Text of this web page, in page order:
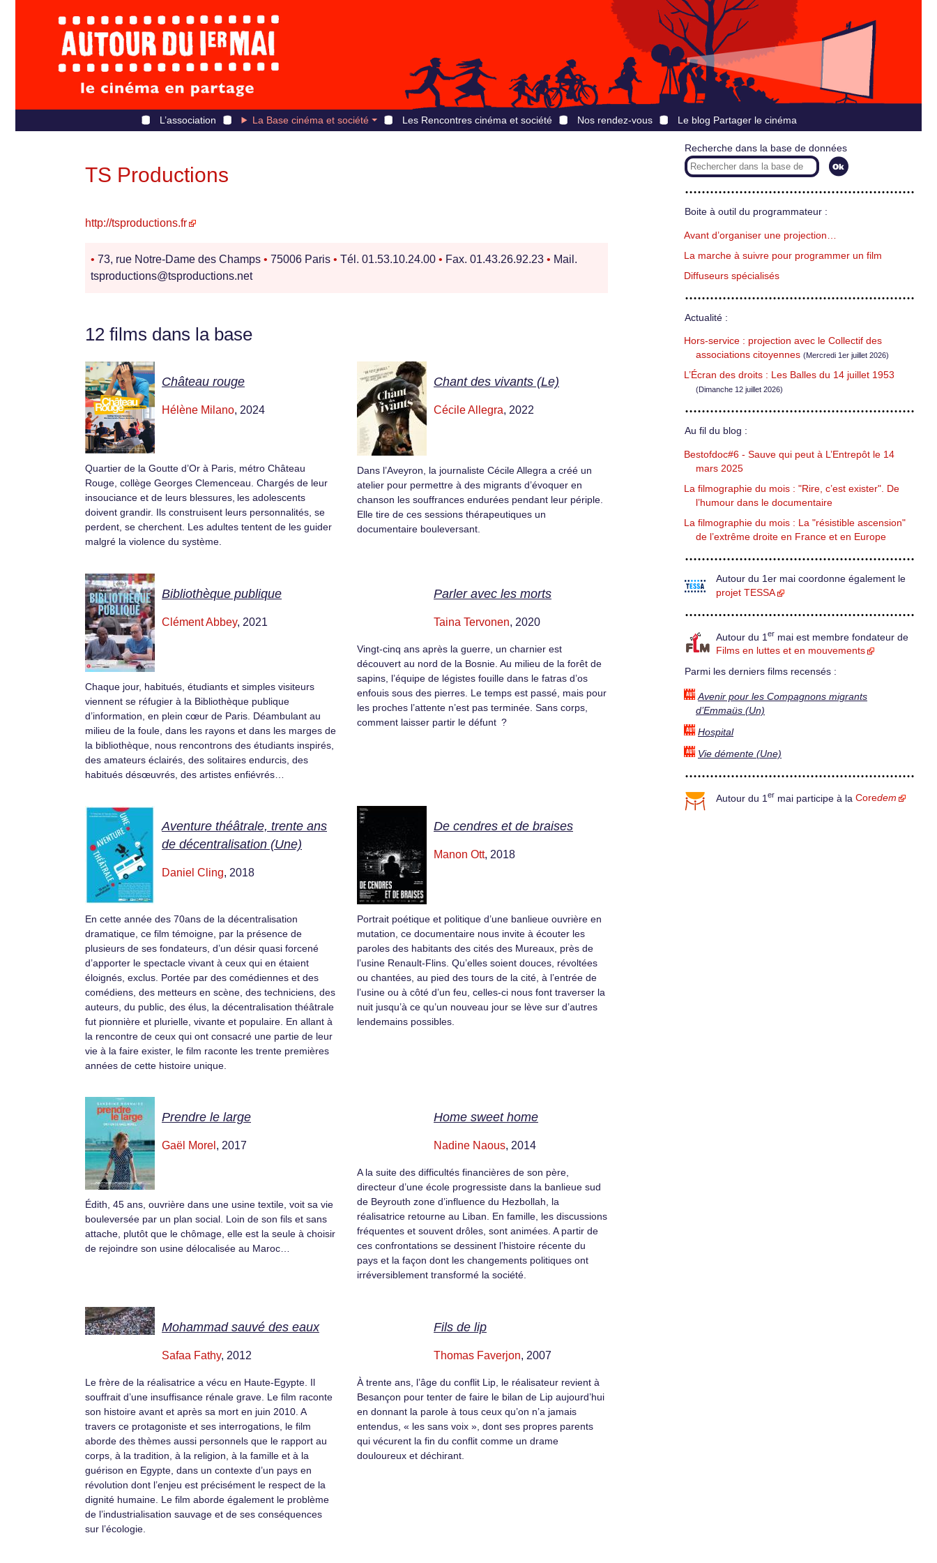
L’association La Base cinéma et société Les Rencontres cinéma et société Nos rendez-vous Le blog Partager le cinéma
TS Productions
http://tsproductions.fr
• 73, rue Notre-Dame des Champs • 75006 Paris • Tél. 01.53.10.24.00 • Fax. 01.43.26.92.23 • Mail.
tsproductions@tsproductions.net
12 films dans la base
Château rouge
Hélène Milano, 2024
Quartier de la Goutte d’Or à Paris, métro Château
Rouge, collège Georges Clemenceau. Chargés de leur
insouciance et de leurs blessures, les adolescents
doivent grandir. Ils construisent leurs personnalités, se
perdent, se cherchent. Les adultes tentent de les guider
malgré la violence du système.
Chant des vivants (Le)
Cécile Allegra, 2022
Dans l’Aveyron, la journaliste Cécile Allegra a créé un
atelier pour permettre à des migrants d’évoquer en
chanson les souffrances endurées pendant leur périple.
Elle tire de ces sessions thérapeutiques un
documentaire bouleversant.
Bibliothèque publique
Clément Abbey, 2021
Chaque jour, habitués, étudiants et simples visiteurs
viennent se réfugier à la Bibliothèque publique
d’information, en plein cœur de Paris. Déambulant au
milieu de la foule, dans les rayons et dans les marges de
la bibliothèque, nous rencontrons des étudiants inspirés,
des amateurs éclairés, des solitaires endurcis, des
habitués désœuvrés, des artistes enfiévrés…
Parler avec les morts
Taina Tervonen, 2020
Vingt-cinq ans après la guerre, un charnier est
découvert au nord de la Bosnie. Au milieu de la forêt de
sapins, l’équipe de légistes fouille dans le fatras d’os
enfouis sous des pierres. Le temps est passé, mais pour
les proches l’attente n’est pas terminée. Sans corps,
comment laisser partir le défunt ?
Aventure théâtrale, trente ans
de décentralisation (Une)
Daniel Cling, 2018
En cette année des 70ans de la décentralisation
dramatique, ce film témoigne, par la présence de
plusieurs de ses fondateurs, d’un désir quasi forcené
d’apporter le spectacle vivant à ceux qui en étaient
éloignés, exclus. Portée par des comédiennes et des
comédiens, des metteurs en scène, des techniciens, des
auteurs, du public, des élus, la décentralisation théâtrale
fut pionnière et plurielle, vivante et populaire. En allant à
la rencontre de ceux qui ont consacré une partie de leur
vie à la faire exister, le film raconte les trente premières
années de cette histoire unique.
De cendres et de braises
Manon Ott, 2018
Portrait poétique et politique d’une banlieue ouvrière en
mutation, ce documentaire nous invite à écouter les
paroles des habitants des cités des Mureaux, près de
l’usine Renault-Flins. Qu’elles soient douces, révoltées
ou chantées, au pied des tours de la cité, à l’entrée de
l’usine ou à côté d’un feu, celles-ci nous font traverser la
nuit jusqu’à ce qu’un nouveau jour se lève sur d’autres
lendemains possibles.
Prendre le large
Gaël Morel , 2017
Édith, 45 ans, ouvrière dans une usine textile, voit sa vie
bouleversée par un plan social. Loin de son fils et sans
attache, plutôt que le chômage, elle est la seule à choisir
de rejoindre son usine délocalisée au Maroc…
Home sweet home
Nadine Naous, 2014
A la suite des difficultés financières de son père,
directeur d’une école progressiste dans la banlieue sud
de Beyrouth zone d’influence du Hezbollah, la
réalisatrice retourne au Liban. En famille, les discussions
fréquentes et souvent drôles, sont animées. A partir de
ces confrontations se dessinent l’histoire récente du
pays et la façon dont les changements politiques ont
irréversiblement transformé la société.
Mohammad sauvé des eaux
Safaa Fathy, 2012
Le frère de la réalisatrice a vécu en Haute-Egypte. Il
souffrait d’une insuffisance rénale grave. Le film raconte
son histoire avant et après sa mort en juin 2010. A
travers ce protagoniste et ses interrogations, le film
aborde des thèmes aussi personnels que le rapport au
corps, à la tradition, à la religion, à la famille et à la
guérison en Egypte, dans un contexte d’un pays en
révolution dont l’enjeu est précisément le respect de la
dignité humaine. Le film aborde également le problème
de l’industrialisation sauvage et de ses conséquences
sur l’écologie.
Fils de lip
Thomas Faverjon, 2007
À trente ans, l’âge du conflit Lip, le réalisateur revient à
Besançon pour tenter de faire le bilan de Lip aujourd’hui
en donnant la parole à tous ceux qu’on n’a jamais
entendus, « les sans voix », dont ses propres parents
qui vécurent la fin du conflit comme un drame
douloureux et déchirant.
Recherche dans la base de données
Boite à outil du programmateur :
Avant d’organiser une projection…
La marche à suivre pour programmer un film
Diffuseurs spécialisés
Actualité :
Hors-service : projection avec le Collectif des
associations citoyennes (Mercredi 1er juillet 2026)
L’Écran des droits : Les Balles du 14 juillet 1953
(Dimanche 12 juillet 2026)
Au fil du blog :
Bestofdoc#6 - Sauve qui peut à L’Entrepôt le 14
mars 2025
La filmographie du mois : "Rire, c’est exister". De
l’humour dans le documentaire
La filmographie du mois : La "résistible ascension"
de l’extrême droite en France et en Europe
Autour du 1er mai coordonne également le
projet TESSA
Autour du 1 er mai est membre fondateur de
Films en luttes et en mouvements
Parmi les derniers films recensés :
Avenir pour les Compagnons migrants
d’Emmaüs (Un)
Hospital
Vie démente (Une)
Autour du 1 er mai participe à la Coredem